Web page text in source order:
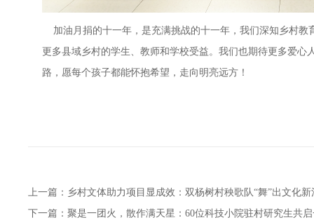
加油月捐的十一年，是充满挑战的十一年，我们深知乡村教
更多县域乡村的学生、教师和学校受益。我们也期待更多爱
路，愿每个孩子都能怀抱希望，走向明亮远方！
上一篇： 乡村文体助力项目显成效：双杨树村秧歌队“舞”出文化新
下一篇： 聚是一团火，散作满天星：60位科技小院驻村研究生共